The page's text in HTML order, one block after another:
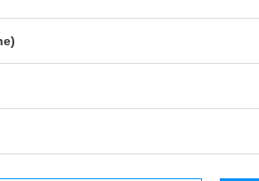
MS-U114 2.0 Power-Rack von
eine breite Palette von Übungen für die